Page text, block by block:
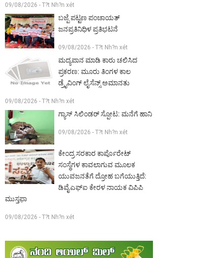
09/08/2026 - T?t Nh?n xét
ಬಜ್ಪೆ ಪಟ್ಟಣ ಪಂಚಾಯತ್
ಜನಪ್ರತಿನಿಧಿಳ ಪ್ರತಿಭಟನೆ
09/08/2026 - T?t Nh?n xét
ಮದ್ಯಪಾನ ಮಾಡಿ ಕಾರು ಚಲಿಸಿದ
ಪ್ರಕರಣ: ಮೂರು ತಿಂಗಳ ಕಾಲ
ಡ್ರೈವಿಂಗ್ ಲೈಸೆನ್ಸ್ ಅಮಾನತು
09/08/2026 - T?t Nh?n xét
ಗ್ಯಾಸ್ ಸಿಲಿಂಡರ್ ಸ್ಪೋಟ: ಮನೆಗೆ ಹಾನಿ
09/08/2026 - T?t Nh?n xét
ಕೇಂದ್ರ ಸರಕಾರ ಕಾರ್ಪೊರೇಟ್
ಸಂಸ್ಥೆಗಳ ಕಾವಲಾಗುವ ಮೂಲಕ
ಯುವಜನತೆಗೆ ದ್ರೋಹ ಬಗೆಯುತ್ತಿದೆ:
ಡಿವೈಎಫ್‌ಐ ಕೇರಳ‌ ನಾಯಕ ವಿಪಿಪಿ
ಮುಸ್ತಫಾ
09/08/2026 - T?t Nh?n xét